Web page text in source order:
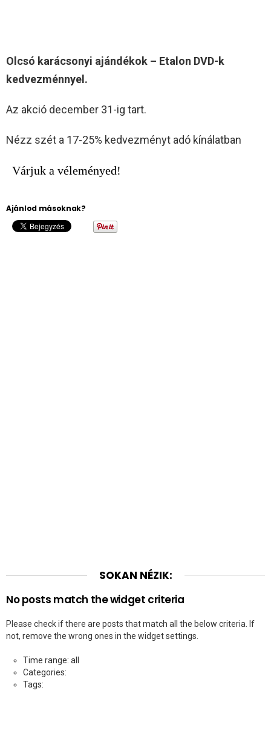
Olcsó karácsonyi ajándékok – Etalon DVD-k
kedvezménnyel.
Az akció december 31-ig tart.
Nézz szét a 17-25% kedvezményt adó kínálatban
Várjuk a véleményed!
Ajánlod másoknak?
SOKAN NÉZIK:
No posts match the widget criteria
Please check if there are posts that match all the below criteria. If
not, remove the wrong ones in the widget settings.
Time range: all
Categories:
Tags: